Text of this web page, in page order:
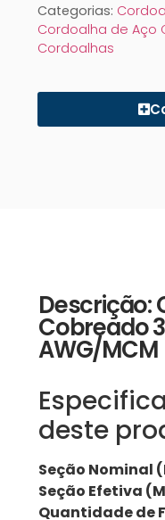
Categorias:
Cordoalha de Aço
Cordoalhas
Descrição:
Cobreado
AWG/MCM
deste
Seção Nominal
Seção Efetiva
Quantidade de